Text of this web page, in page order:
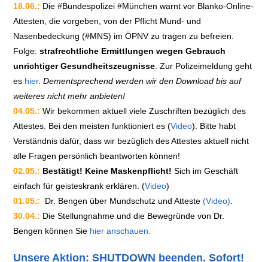
18.06.: Die #Bundespolizei #München warnt vor Blanko-Online-
Attesten, die vorgeben, von der Pflicht Mund- und
Nasenbedeckung (#MNS) im ÖPNV zu tragen zu befreien.
Folge:strafrechtliche Ermittlungen wegen Gebrauch
unrichtiger Gesundheitszeugnisse . Zur Polizeimeldung geht
es hier.Dementsprechend werden wir den Download bis auf
weiteres nicht mehr anbieten!
04.05.: Wir bekommen aktuell viele Zuschriften bezüglich des
Attestes. Bei den meisten funktioniert es (Video). Bitte habt
Verständnis dafür, dass wir bezüglich des Attestes aktuell nicht
alle Fragen persönlich beantworten können!
02.05.: Bestätigt! Keine Maskenpflicht! Sich im Geschäft
einfach für geisteskrank erklären. (Video)
01.05.:
Dr. Bengen über Mundschutz und Atteste(Video)
30.04.: Die Stellungnahme und die Bewegründe von Dr.
Bengen können Sie hier anschauen.
Unsere Aktion: SHUTDOWN beenden. Sofort!